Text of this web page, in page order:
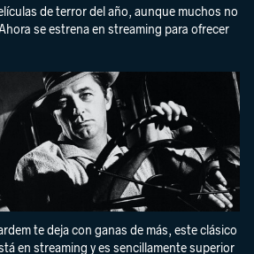
de terror del año, aunque muchos no
se estrena en streaming para ofrecer
te deja con ganas de más, este clásico
en streaming y es sencillamente superior